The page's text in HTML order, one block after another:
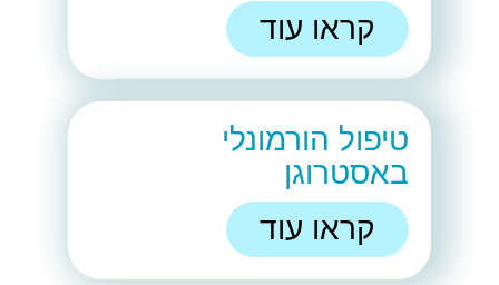
קראו עוד
טיפול הורמונלי
באסטרוגן
קראו עוד